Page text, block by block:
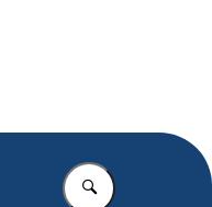
Vul in wat u